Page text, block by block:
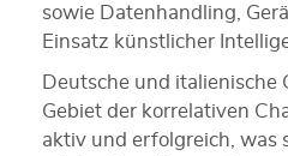
sowie Datenhandling,
Einsatz künstlicher
Deutsche und italienische
Gebiet der korrelativen
aktiv und erfolgreich, was